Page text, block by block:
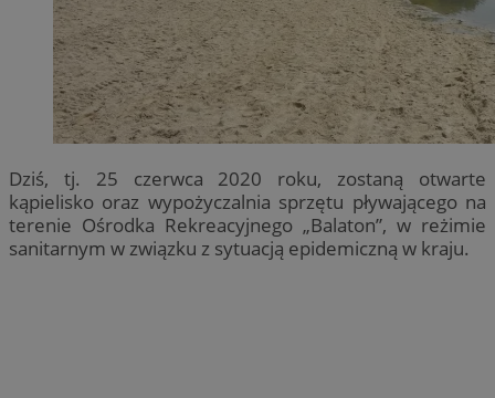
Dziś, tj. 25 czerwca 2020 roku, zostaną otwarte
kąpielisko oraz wypożyczalnia sprzętu pływającego na
terenie Ośrodka Rekreacyjnego „Balaton”, w reżimie
sanitarnym w związku z sytuacją epidemiczną w kraju.